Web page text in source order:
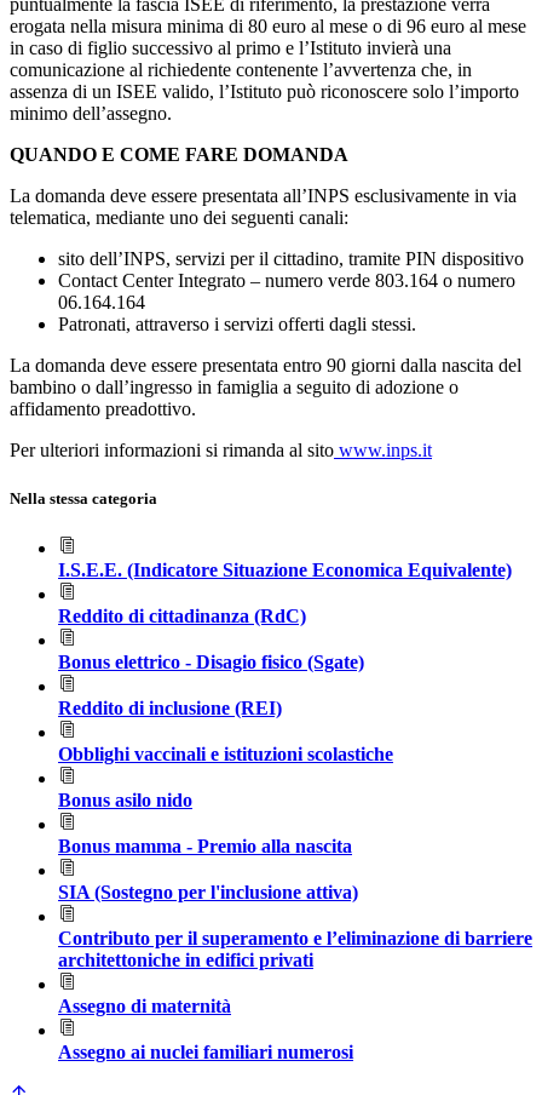
puntualmente la fascia ISEE di riferimento, la prestazione verrà
erogata nella misura minima di 80 euro al mese o di 96 euro al mese
in caso di figlio successivo al primo e l’Istituto invierà una
comunicazione al richiedente contenente l’avvertenza che, in
assenza di un ISEE valido, l’Istituto può riconoscere solo l’importo
minimo dell’assegno.
QUANDO E COME FARE DOMANDA
La domanda deve essere presentata all’INPS esclusivamente in via
telematica, mediante uno dei seguenti canali:
sito dell’INPS, servizi per il cittadino, tramite PIN dispositivo
Contact Center Integrato – numero verde 803.164 o numero
06.164.164
Patronati, attraverso i servizi offerti dagli stessi.
La domanda deve essere presentata entro 90 giorni dalla nascita del
bambino o dall’ingresso in famiglia a seguito di adozione o
affidamento preadottivo.
Per ulteriori informazioni si rimanda al sito www.inps.it
Nella stessa categoria
I.S.E.E. (Indicatore Situazione Economica Equivalente)
Reddito di cittadinanza (RdC)
Bonus elettrico - Disagio fisico (Sgate)
Reddito di inclusione (REI)
Obblighi vaccinali e istituzioni scolastiche
Bonus asilo nido
Bonus mamma - Premio alla nascita
SIA (Sostegno per l'inclusione attiva)
Contributo per il superamento e l’eliminazione di barriere
architettoniche in edifici privati
Assegno di maternità
Assegno ai nuclei familiari numerosi